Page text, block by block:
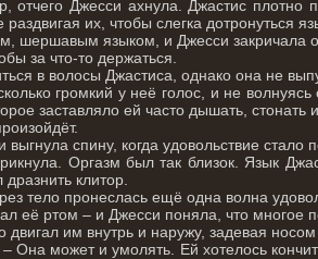
Джесси ахнула. Джастис плотно
их, чтобы слегка дотронуться
шершавым языком, и Джесси закричала
за что-то держаться.
в волосы Джастиса, однако она не
громкий у неё голос, и не
заставляло ей часто дышать, стонать
спину, когда удовольствие стало
Оргазм был так близок. Язык
клитор.
тело пронеслась ещё одна волна
её ртом – и Джесси поняла, что многое
им внутрь и наружу, задевая носом
Она может и умолять. Ей хотелось